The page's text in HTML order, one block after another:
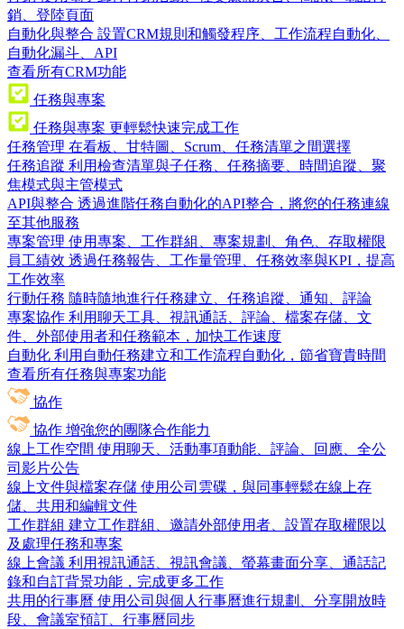
銷、登陸頁面
自動化與整合 設置CRM規則和觸發程序、工作流程自動化、
自動化漏斗、API
查看所有CRM功能
任務與專案
任務與專案 更輕鬆快速完成工作
任務管理 在看板、甘特圖、Scrum、任務清單之間選擇
任務追蹤 利用檢查清單與子任務、任務摘要、時間追蹤、聚
焦模式與主管模式
API與整合 透過進階任務自動化的API整合，將您的任務連線
至其他服務
專案管理 使用專案、工作群組、專案規劃、角色、存取權限
員工績效 透過任務報告、工作量管理、任務效率與KPI，提高
工作效率
行動任務 隨時隨地進行任務建立、任務追蹤、通知、評論
專案協作 利用聊天工具、視訊通話、評論、檔案存儲、文
件、外部使用者和任務範本，加快工作速度
自動化 利用自動任務建立和工作流程自動化，節省寶貴時間
查看所有任務與專案功能
協作
協作 增強您的團隊合作能力
線上工作空間 使用聊天、活動事項動能、評論、回應、全公
司影片公告
線上文件與檔案存儲 使用公司雲碟，與同事輕鬆在線上存
儲、共用和編輯文件
工作群組 建立工作群組、邀請外部使用者、設置存取權限以
及處理任務和專案
線上會議 利用視訊通話、視訊會議、螢幕畫面分享、通話記
錄和自訂背景功能，完成更多工作
共用的行事曆 使用公司與個人行事曆進行規劃、分享開放時
段、會議室預訂、行事曆同步